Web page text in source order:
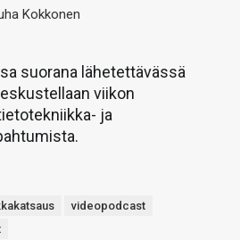
Kokkonen
suorana lähetettävässä
viikon
ja
videopodcast